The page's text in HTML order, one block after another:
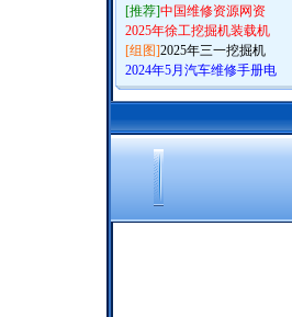
[推荐]中国维修资源网资
2025年徐工挖掘机装载机
[组图]2025年三一挖掘机
2024年5月汽车维修手册电